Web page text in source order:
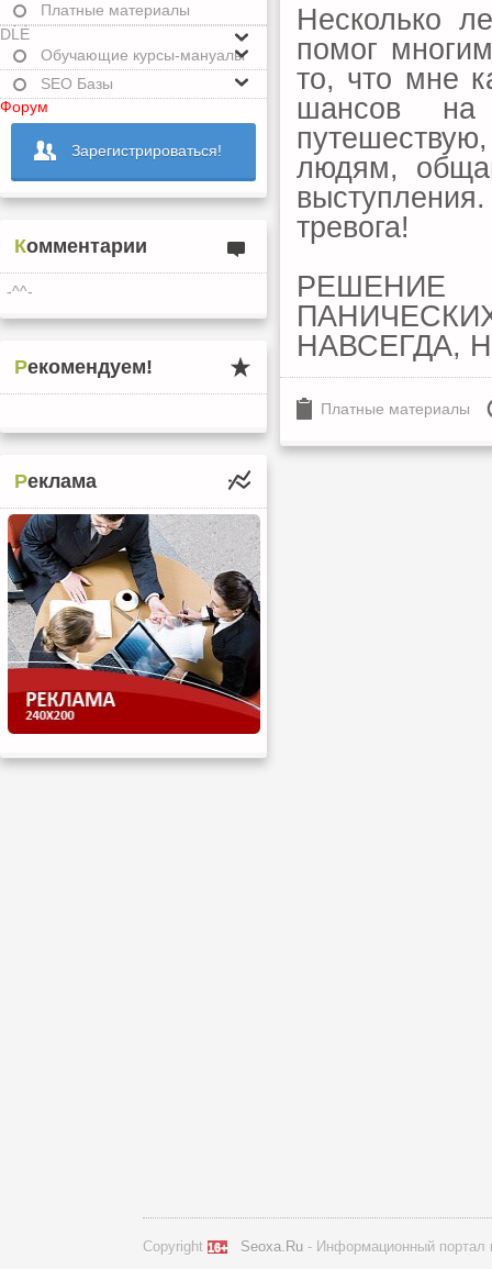
Платные материалы
DLE
Обучающие курсы-мануалы
SEO Базы
Форум
Зарегистрироваться!
Комментарии
-^^-
Рекомендуем!
Реклама
Несколько
помог
то, что мне
шансов
людям,
тревога!
НАВСЕГДА,
Платные материалы
Copyright 16+ Seoxa.Ru - Информационный портал